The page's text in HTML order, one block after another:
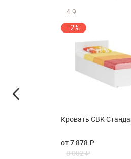
4.9
-2%
Кровать СВК
от 7 878 ₽
8 002 ₽